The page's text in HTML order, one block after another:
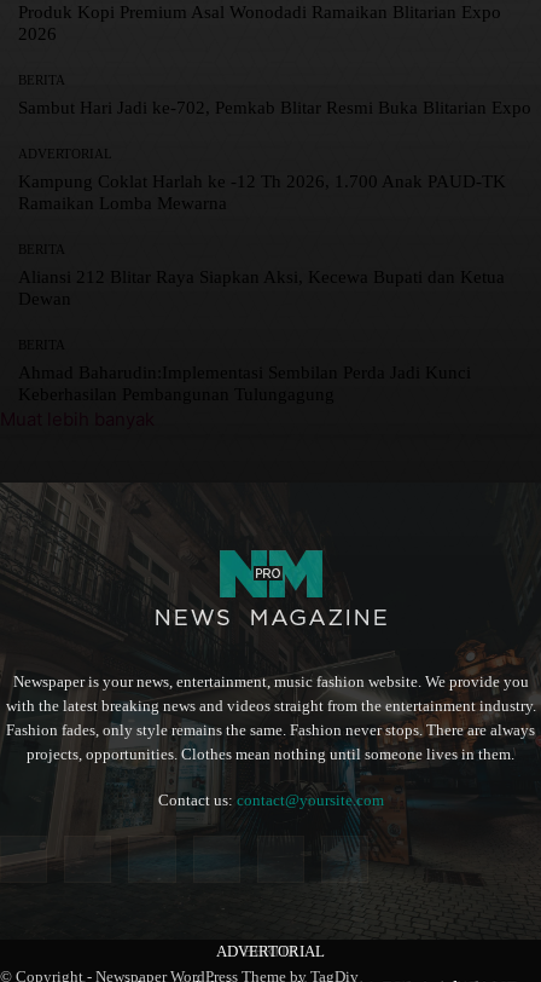
BERITA
BERITA
ADVERTORIAL
Produk Kopi Premium Asal Wonodadi Ramaikan Blitarian Expo
2026
BERITA
Sambut Hari Jadi ke-702, Pemkab Blitar Resmi Buka Blitarian Expo
ADVERTORIAL
Kampung Coklat Harlah ke -12 Th 2026, 1.700 Anak PAUD-TK
Ramaikan Lomba Mewarna
BERITA
Aliansi 212 Blitar Raya Siapkan Aksi, Kecewa Bupati dan Ketua
Dewan
Newspaper is your news, entertainment, music fashion website. We provide you
with the latest breaking news and videos straight from the entertainment industry.
Fashion fades, only style remains the same. Fashion never stops. There are always
projects, opportunities. Clothes mean nothing until someone lives in them.
Contact us: contact@yoursite.com
© Copyright - Newspaper WordPress Theme by TagDiv